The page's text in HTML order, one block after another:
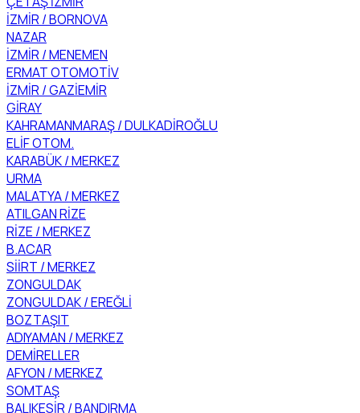
İZMİR / BORNOVA
NAZAR
İZMİR / MENEMEN
ERMAT OTOMOTİV
İZMİR / GAZİEMİR
GİRAY
KAHRAMANMARAŞ / DULKADİROĞLU
ELİF OTOM.
KARABÜK / MERKEZ
URMA
MALATYA / MERKEZ
ATILGAN RİZE
RİZE / MERKEZ
B.ACAR
SİİRT / MERKEZ
ZONGULDAK
ZONGULDAK / EREĞLİ
BOZTAŞIT
ADIYAMAN / MERKEZ
DEMİRELLER
AFYON / MERKEZ
SOMTAŞ
BALIKESİR / BANDIRMA